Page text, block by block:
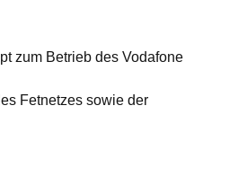
zum Betrieb des Vodafone
Fetnetzes sowie der